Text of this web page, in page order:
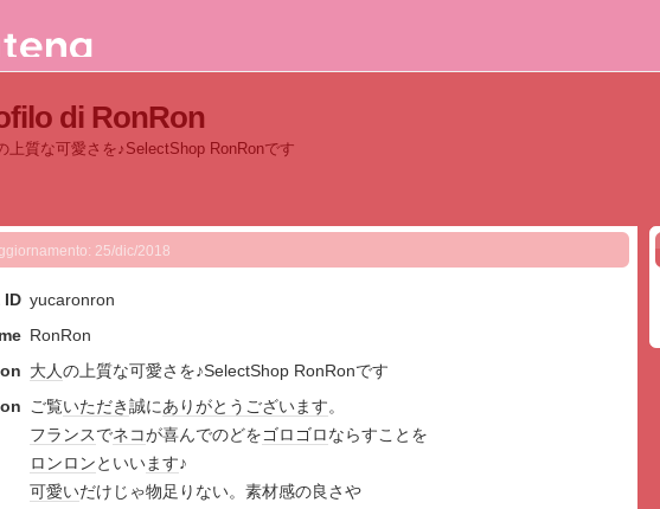
di RonRon
上質な可愛さを♪SelectShop RonRonです
25/dic/2018
ID yucaronron
RonRon
大人の上質な可愛さを♪SelectShop RonRonです
ご覧いただき誠にありがとうございます。
フランスでネコが喜んでのどをゴロゴロならすことを
ロンロンといいます♪
可愛いだけじゃ物足りない。素材感の良さや